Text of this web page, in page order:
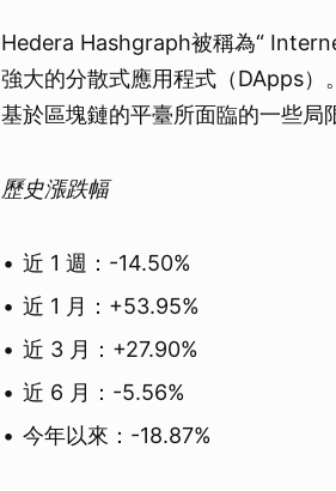
Hedera Hashgraph被稱為“
強大的分散式應用程式（DApps
基於區塊鏈的平臺所面臨的一些局
歷史漲跌幅
近 1 週：-14.50%
近 1 月：+53.95%
近 3 月：+27.90%
近 6 月：-5.56%
今年以來：-18.87%